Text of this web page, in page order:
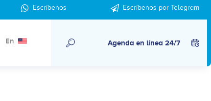
Escríbenos Escríbenos por Telegram
En Agenda en línea 24/7